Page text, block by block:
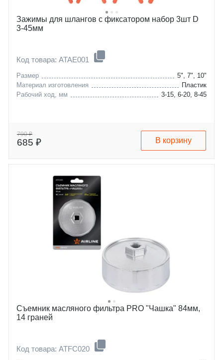
Зажимы для шлангов с фиксатором набор 3шт D
3-45мм
Код товара: ATAE001
Размер
5", 7", 10"
Материал изготовления
Пластик
Рабочий ход, мм
3-15, 6-20, 8-45
790 ₽
685 ₽ В корзину
Съемник масляного фильтра PRO "Чашка" 84мм,
14 граней
Код товара: ATFC020